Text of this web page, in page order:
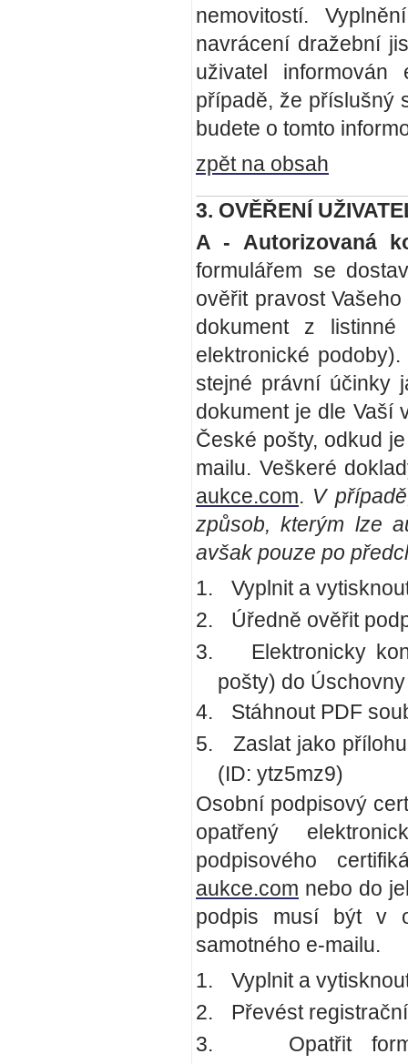
nemovitostí.
navrácení dražební
uživatel
případě, že příslušný
budete o tomto
zpět na obsah
3. OVĚŘENÍ
A - Autorizovaná
formulářem se
ověřit pravost
dokument z
elektronické
stejné právní účinky
dokument je dle Vaší
České pošty, odkud
mailu. Veškeré
aukce.com. V
způsob, kterým lze
avšak pouze po
1.
Vyplnit a
2.
Úředně ověřit
3.
Elektronicky
pošty) do
4.
Stáhnout PDF
5.
Zaslat jako
(ID: ytz5mz9)
Osobní podpisový
opatřený
podpisového
aukce.com nebo do
podpis musí být v
samotného e-mailu.
1.
Vyplnit a
2.
Převést
3.
Opatřit